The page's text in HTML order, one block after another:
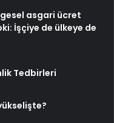
asgari ücret
İşçiye de ülkeye de
Tedbirleri